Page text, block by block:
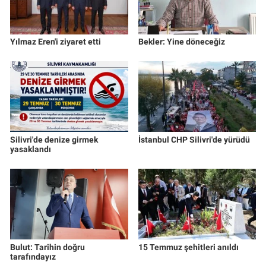
Yılmaz Eren'i ziyaret etti Bekler: Yine döneceğiz
Silivri'de denize girmek
yasaklandı
İstanbul CHP Silivri'de yürüdü
Bulut: Tarihin doğru
tarafındayız
15 Temmuz şehitleri anıldı